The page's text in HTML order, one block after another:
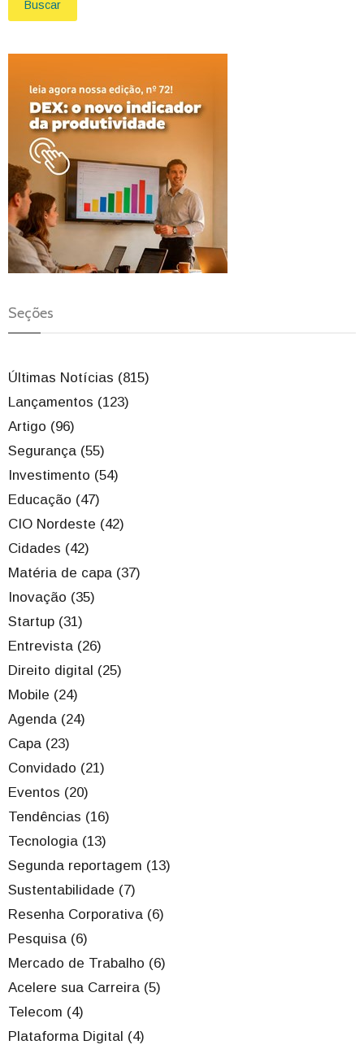
Buscar
Seções
Últimas Notícias (815)
Lançamentos (123)
Artigo (96)
Segurança (55)
Investimento (54)
Educação (47)
CIO Nordeste (42)
Cidades (42)
Matéria de capa (37)
Inovação (35)
Startup (31)
Entrevista (26)
Direito digital (25)
Mobile (24)
Agenda (24)
Capa (23)
Convidado (21)
Eventos (20)
Tendências (16)
Tecnologia (13)
Segunda reportagem (13)
Sustentabilidade (7)
Resenha Corporativa (6)
Pesquisa (6)
Mercado de Trabalho (6)
Acelere sua Carreira (5)
Telecom (4)
Plataforma Digital (4)